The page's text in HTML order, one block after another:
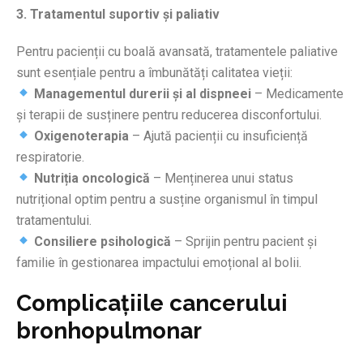
3. Tratamentul suportiv și paliativ
Pentru pacienții cu boală avansată, tratamentele paliative
sunt esențiale pentru a îmbunătăți calitatea vieții:
Managementul durerii și al dispneei – Medicamente
și terapii de susținere pentru reducerea disconfortului.
Oxigenoterapia – Ajută pacienții cu insuficiență
respiratorie.
Nutriția oncologică – Menținerea unui status
nutrițional optim pentru a susține organismul în timpul
tratamentului.
Consiliere psihologică – Sprijin pentru pacient și
familie în gestionarea impactului emoțional al bolii.
Complicațiile cancerului
bronhopulmonar